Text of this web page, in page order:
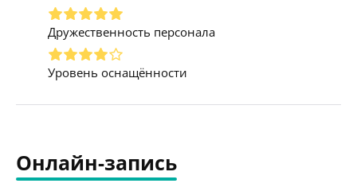
Дружественность персонала
Уровень оснащённости
Онлайн-запись